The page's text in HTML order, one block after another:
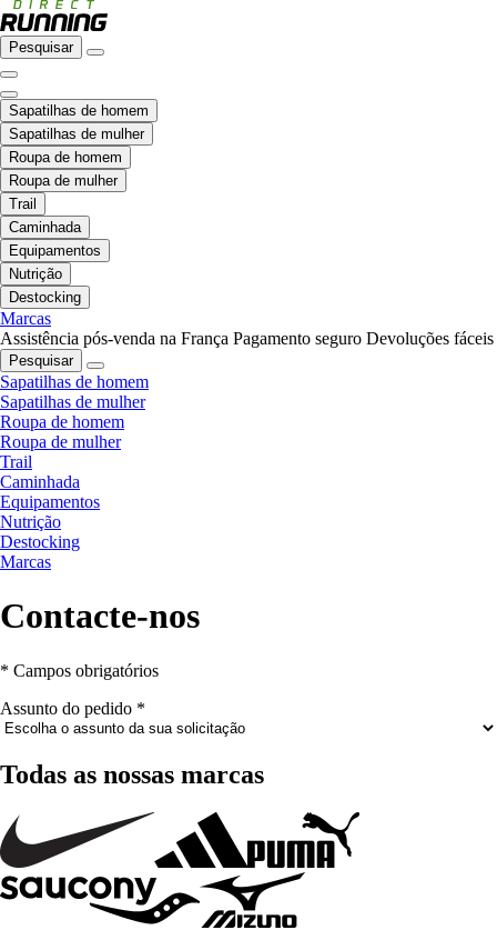
Pesquisar
Sapatilhas de homem
Sapatilhas de mulher
Roupa de homem
Roupa de mulher
Trail
Caminhada
Equipamentos
Nutrição
Destocking
Marcas
Assistência pós-venda na França Pagamento seguro Devoluções fáceis
Pesquisar
Sapatilhas de homem
Sapatilhas de mulher
Roupa de homem
Roupa de mulher
Trail
Caminhada
Equipamentos
Nutrição
Destocking
Marcas
Contacte-nos
* Campos obrigatórios
Assunto do pedido *
Todas as nossas marcas